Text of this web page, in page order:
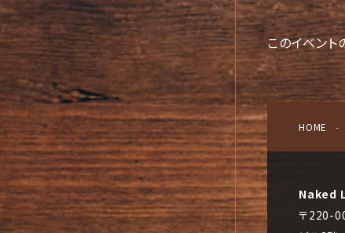
このイベント
HOME
Naked
〒220-